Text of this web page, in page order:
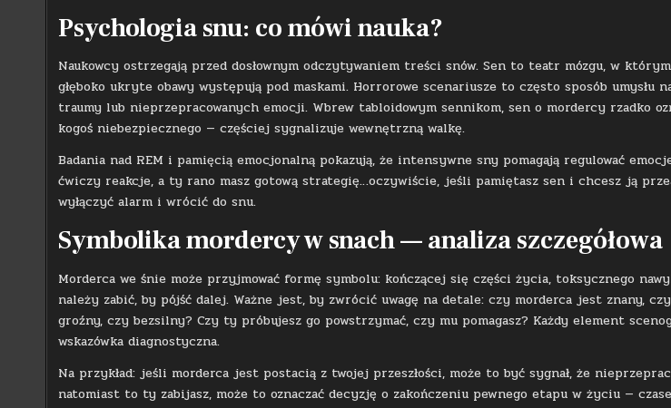
Psychologia snu: co mówi nauka?
Naukowcy ostrzegają przed dosłownym odczytywaniem treści snów. Sen to teatr mózgu, w
głęboko ukryte obawy występują pod maskami. Horrorowe scenariusze to często sposób umysłu
traumy lub nieprzepracowanych emocji. Wbrew tabloidowym sennikom, sen o mordercy rzadko
kogoś niebezpiecznego — częściej sygnalizuje wewnętrzną walkę.
Badania nad REM i pamięcią emocjonalną pokazują, że intensywne sny pomagają regulować
ćwiczy reakcje, a ty rano masz gotową strategię…oczywiście, jeśli pamiętasz sen i chcesz ją
wyłączyć alarm i wrócić do snu.
Symbolika mordercy w snach — analiza szczegółowa
Morderca we śnie może przyjmować formę symbolu: kończącej się części życia, toksycznego
należy zabić, by pójść dalej. Ważne jest, by zwrócić uwagę na detale: czy morderca jest znany,
groźny, czy bezsilny? Czy ty próbujesz go powstrzymać, czy mu pomagasz? Każdy element
wskazówka diagnostyczna.
Na przykład: jeśli morderca jest postacią z twojej przeszłości, może to być sygnał, że
natomiast to ty zabijasz, może to oznaczać decyzję o zakończeniu pewnego etapu w życiu —